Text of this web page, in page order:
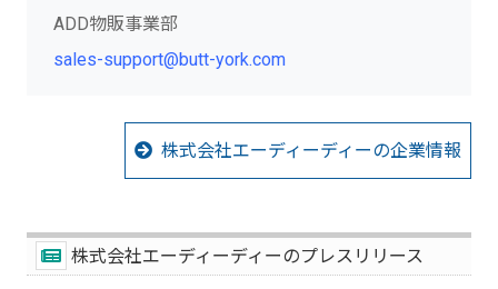
ADD物販事業部
sales-support@butt-york.com
株式会社エーディーディーの企業情報
株式会社エーディーディーのプレスリリース